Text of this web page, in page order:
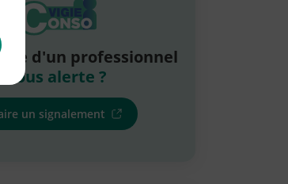
d'un professionnel
vous alerte ?
un signalement